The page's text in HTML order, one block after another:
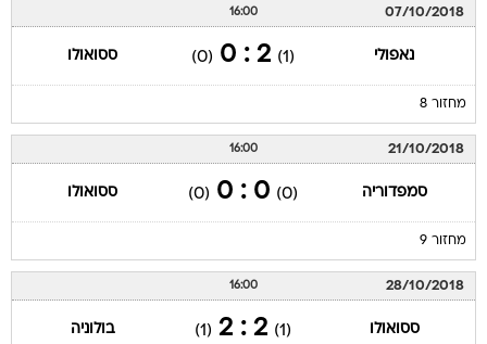
07/10/2018
16:00
נאפולי (1)
2 : 0
(0) ססואולו
מחזור 8
21/10/2018
16:00
סמפדוריה (0)
0 : 0
(0) ססואולו
מחזור 9
28/10/2018
16:00
ססואולו (1)
2 : 2
(1) בולוניה